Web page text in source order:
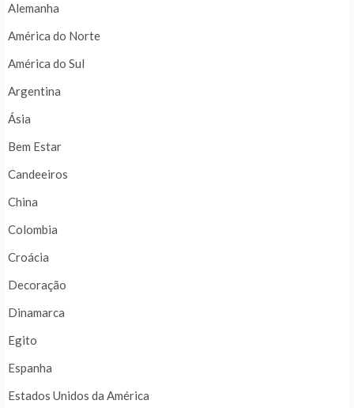
Alemanha
América do Norte
América do Sul
Argentina
Ásia
Bem Estar
Candeeiros
China
Colombia
Croácia
Decoração
Dinamarca
Egito
Espanha
Estados Unidos da América